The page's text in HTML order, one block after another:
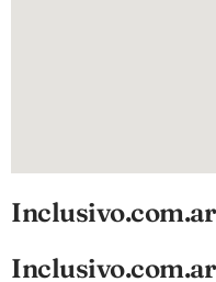
Inclusivo.com.ar
Inclusivo.com.ar